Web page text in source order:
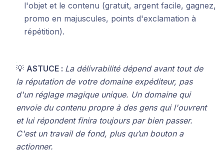
l'objet et le contenu (gratuit, argent facile, gagnez,
promo en majuscules, points d'exclamation à
répétition).
💡 ASTUCE : La délivrabilité dépend avant tout de
la réputation de votre domaine expéditeur, pas
d'un réglage magique unique. Un domaine qui
envoie du contenu propre à des gens qui l'ouvrent
et lui répondent finira toujours par bien passer.
C'est un travail de fond, plus qu’un bouton a
actionner.